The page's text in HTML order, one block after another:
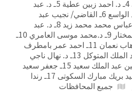
محمد عبد الولي الدبعي 4ـ د. احمد زبين عطية 5ـ د. عبد
الرشيد عبد الحافظ عبد الواسع 6ـ القاضي/ نجيب عبد
الرحمان مشيري 7ـ د. عباس محمد محمد زيد 8ـ د. عبد
الرحمان احمد حسني المختار 9ـ د.محمد موسى العامري 10ـ
مروان عبد الله عبد الوهاب نعمان 11ـ احمد عمر بامطرف
12ـ د. انطلاق محمد عبد الملك المتوكل 13ـ د. نهال ناجي
علي العولقي 14ـ د. معين عبد الملك سعيد 15ـ جعفر سعيد
سالم باصالح 16ـ د. سعيد بريك مبارك السكوتى 17ـ رندا
جميع المحافظات